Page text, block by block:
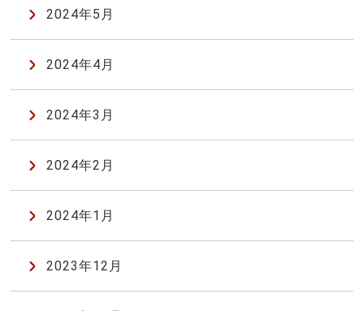
2024年5月
2024年4月
2024年3月
2024年2月
2024年1月
2023年12月